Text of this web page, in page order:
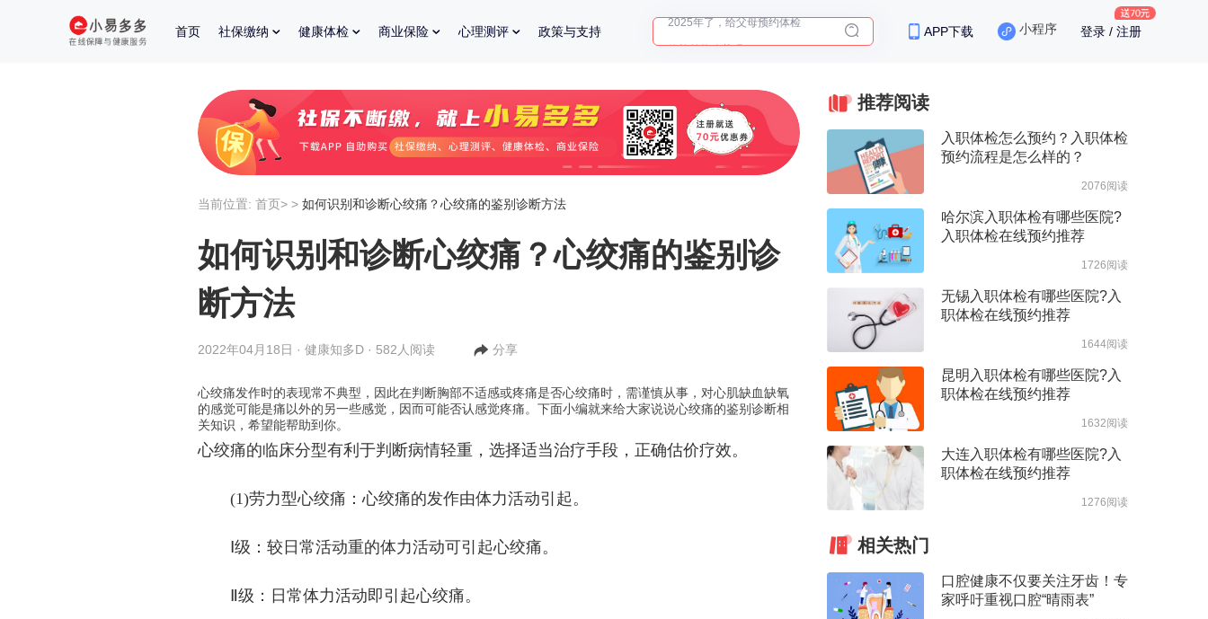
首页 社保缴纳 健康体检 商业保险 心理测评 政策与支持
体检前能吃药吗？
十大理由告诉你为什么要买保险
2025年了，给父母预约体检
APP下载 小程序 登录 / 注册
当前位置: 首页> > 如何识别和诊断心绞痛？心绞痛的鉴别诊断方法
如何识别和诊断心绞痛？心绞痛的鉴别诊
断方法
2022年04月18日 · 健康知多D · 582人阅读 分享
心绞痛发作时的表现常不典型，因此在判断胸部不适感或疼痛是否心绞痛时，需谨慎从事，对心肌缺血缺氧
的感觉可能是痛以外的另一些感觉，因而可能否认感觉疼痛。下面小编就来给大家说说心绞痛的鉴别诊断相
关知识，希望能帮助到你。
心绞痛的临床分型有利于判断病情轻重，选择适当治疗手段，正确估价疗效。
(1)劳力型心绞痛：心绞痛的发作由体力活动引起。
Ⅰ级：较日常活动重的体力活动可引起心绞痛。
Ⅱ级：日常体力活动即引起心绞痛。
推荐阅读
入职体检怎么预约？入职体检
预约流程是怎么样的？
2076阅读
哈尔滨入职体检有哪些医院?
入职体检在线预约推荐
1726阅读
无锡入职体检有哪些医院?入
职体检在线预约推荐
1644阅读
昆明入职体检有哪些医院?入
职体检在线预约推荐
1632阅读
大连入职体检有哪些医院?入
职体检在线预约推荐
1276阅读
相关热门
口腔健康不仅要关注牙齿！专
家呼吁重视口腔“晴雨表”